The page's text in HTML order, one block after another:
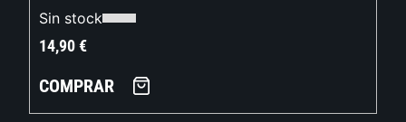
Sin stock
14,90€
COMPRAR